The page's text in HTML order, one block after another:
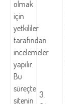
olmak
için
yetkililer
tarafından
incelemeler
yapılır.
Bu
süreçte
sitenin
3.